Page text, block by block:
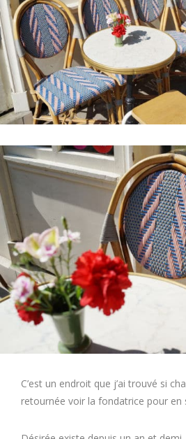
C’est un endroit que j’ai trouvé si
retournée voir la fondatrice pour en